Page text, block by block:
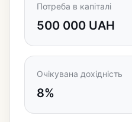
Потреба в капіталі
500 000 UAH
Очікувана дохідність
8%